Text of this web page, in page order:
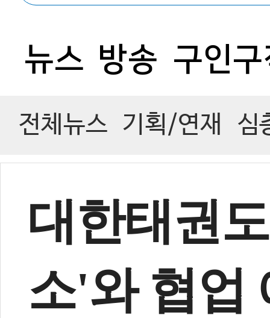
뉴스 방송 구인
전체뉴스 기획/연재 심
대한태권
소'와 협업